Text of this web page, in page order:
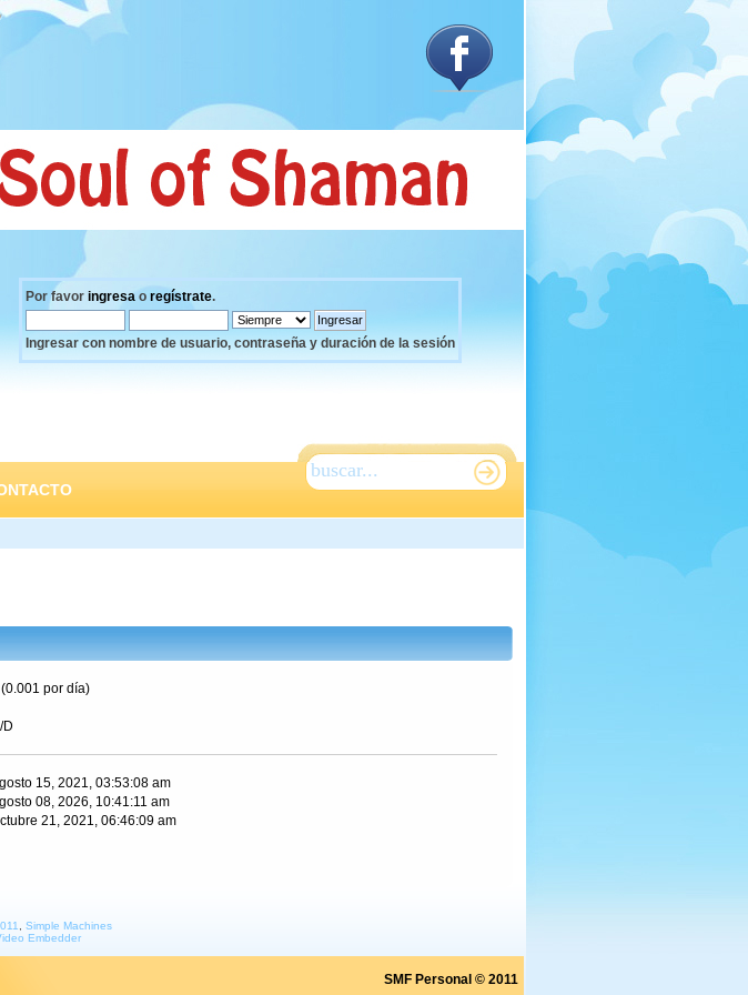
Por favor ingresa o regístrate.
Ingresar con nombre de usuario, contraseña y duración de la sesión
(0.001 por día)
D
15, 2021, 03:53:08 am
08, 2026, 10:41:11 am
21, 2021, 06:46:09 am
Simple Machines
Embedder
SMF Personal © 2011